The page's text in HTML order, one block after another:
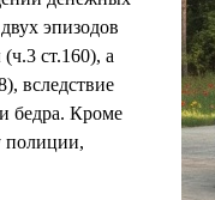
эпизодов
ст.160), а
вследствие
бедра. Кроме
полиции,